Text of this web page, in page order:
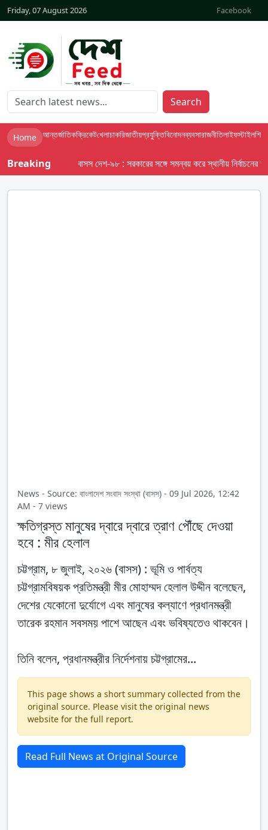
Friday, 07 August 2026 Facebook
Search
Home আন্তর্জাতিকক্রিকেটখেলাচাকরিজাতীয়প্রযুক্তিবিনোদনব্যবসারাজনীতিলাইফস্টাইলশিক্ষা
Breaking বাসস দেশ-৯৮ : সরকারের সঙ্গে সমন্বয় করে স্থানীয় নির্বাচনের
News - Source: বাংলাদেশ সংবাদ সংস্থা (বাসস) - 09 Jul 2026, 12:42
AM - 7 views
ক্ষতিগ্রস্ত মানুষের দ্বারে দ্বারে ত্রাণ পৌঁছে দেওয়া
হবে : মীর হেলাল
চট্টগ্রাম, ৮ জুলাই, ২০২৬ (বাসস) : ভূমি ও পার্বত্য
চট্টগ্রামবিষয়ক প্রতিমন্ত্রী মীর মোহাম্মদ হেলাল উদ্দীন বলেছেন,
দেশের যেকোনো দুর্যোগে এবং মানুষের কল্যাণে প্রধানমন্ত্রী
তারেক রহমান সবসময় পাশে আছেন এবং ভবিষ্যতেও থাকবেন।
তিনি বলেন, প্রধানমন্ত্রীর নির্দেশনায় চট্টগ্রামের...
This page shows a short summary collected from the
original source. Please visit the original news
website for the full report.
Read Full News at Original Source